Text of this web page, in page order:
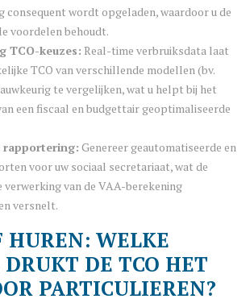
consequent wordt opgeladen, waardoor u de
voordelen behoudt.
TCO-keuzes: Real-time verbruiksdata laat
TCO van verschillende modellen (bv.
te vergelijken, wat u helpt bij het
een fiscaal en budgettair geoptimaliseerde
rapportering: Genereer geautomatiseerde en
voor uw sociaal secretariaat, wat de
verwerking van de VAA-berekening
versnelt.
HUREN: WELKE
DE TCO HET
PARTICULIEREN?